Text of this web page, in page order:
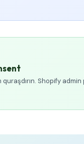
Shopify